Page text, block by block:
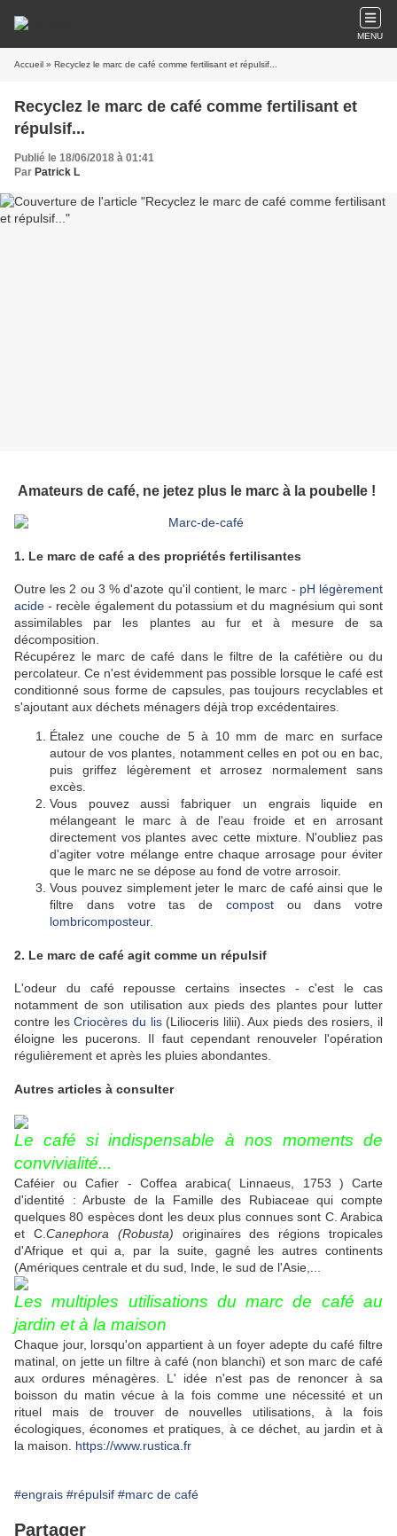
MENU
Accueil » Recyclez le marc de café comme fertilisant et répulsif...
Recyclez le marc de café comme fertilisant et
répulsif...
Publié le 18/06/2018 à 01:41
Par Patrick L
Amateurs de café, ne jetez plus le marc à la poubelle !
1. Le marc de café a des propriétés fertilisantes
Outre les 2 ou 3 % d'azote qu'il contient, le marc - pH légèrement
acide - recèle également du potassium et du magnésium qui sont
assimilables par les plantes au fur et à mesure de sa
décomposition.
Récupérez le marc de café dans le filtre de la cafétière ou du
percolateur. Ce n'est évidemment pas possible lorsque le café est
conditionnésous forme de capsules, pas toujours recyclables et
s'ajoutant aux déchets ménagers déjà trop excédentaires.
Étalez une couche de 5 à 10 mm de marc en surface
autour de vos plantes, notamment celles en pot ou en bac,
puis griffez légèrement et arrosez normalement sans
excès.
Vous pouvez aussi fabriquer un engrais liquide en
mélangeant le marc à de l'eau froide et en arrosant
directement vos plantes avec cette mixture. N'oubliez pas
d'agiter votre mélange entre chaque arrosage pour éviter
que le marc ne se dépose au fond de votre arrosoir.
Vous pouvez simplement jeter le marc de café ainsi que le
filtre dans votre tas de compostou dans votre
lombricomposteur.
2. Le marc de café agit comme un répulsif
L'odeur du café repousse certains insectes - c'est le cas
notamment de son utilisation aux pieds des plantes pour lutter
contre lesCriocères du lis(Lilioceris lilii). Aux pieds des rosiers, il
éloigne les pucerons. Il faut cependant renouveler l'opération
régulièrement et après les pluies abondantes.
Autres articles à consulter
Le café si indispensable à nos moments de
convivialité...
Caféier ou Cafier - Coffea arabica( Linnaeus, 1753 ) Carte
d'identité : Arbuste de la Famille des Rubiaceae qui compte
quelques 80 espèces dont les deux plus connues sont C. Arabica
et C. Canephora (Robusta) originaires des régions tropicales
d'Afrique et qui a, par la suite, gagné les autres continents
(Amériques centrale et du sud, Inde, le sud de l'Asie,...
Les multiples utilisations du marc de café au
jardin et à la maison
Chaque jour, lorsqu'on appartient à un foyer adepte du café filtre
matinal, on jette un filtre à café (non blanchi) et son marc de café
aux ordures ménagères. L' idée n'est pas de renoncer à sa
boisson du matin vécue à la fois comme une nécessité et un
rituel mais de trouver de nouvelles utilisations, à la fois
écologiques, économes et pratiques, à ce déchet, au jardin et à
la maison. https://www.rustica.fr
#engrais #répulsif #marc de café
Partager